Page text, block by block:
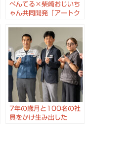
ぺんてる×柴崎おじいち
ゃん共同開発「アートク
ンディングが開始
7年の歳月と100名の社
員をかけ生み出した